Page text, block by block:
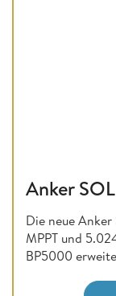
Anker
Die neue
MPPT und
BP5000